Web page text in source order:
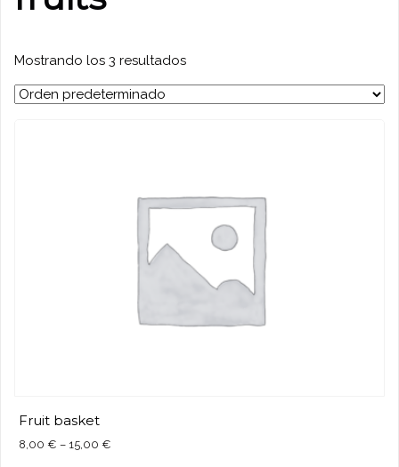
Mostrando los 3 resultados
Fruit basket
8,00 € – 15,00 €